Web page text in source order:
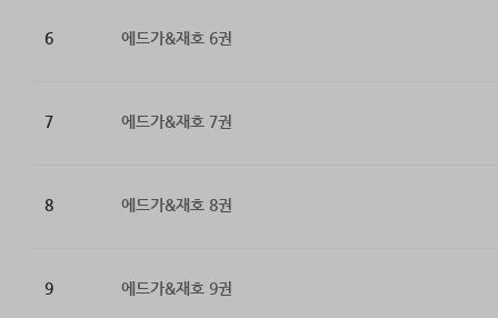
6 에드가&재호 6권
7 에드가&재호 7권
8 에드가&재호 8권
9 에드가&재호 9권